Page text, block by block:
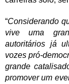
“Considerando
vive uma
autoritários já
vozes pró-
grande
promover um